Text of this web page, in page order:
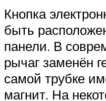
Кнопка
быть
панели. В
рычаг заменён
самой трубке
магнит. На